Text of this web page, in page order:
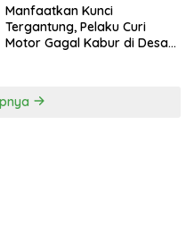
Manfaatkan Kunci
Tergantung, Pelaku Curi
Motor Gagal Kabur di Desa